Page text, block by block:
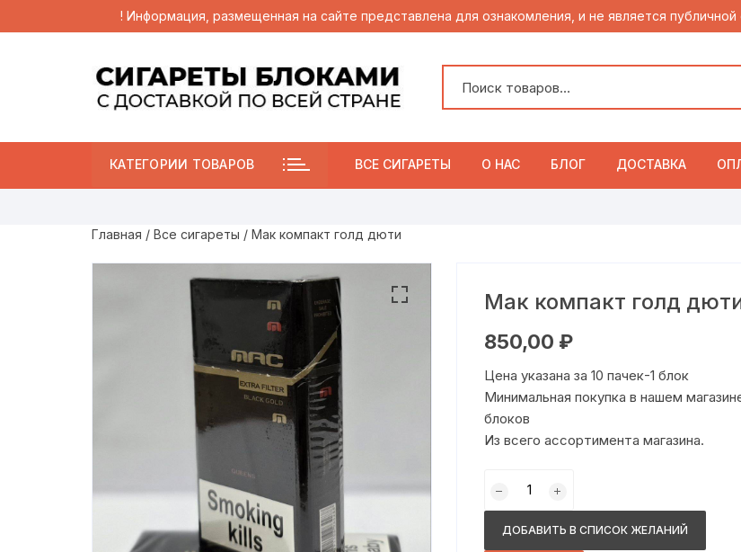
! Информация, размещенная на сайте представлена для ознакомления, и не является
КАТЕГОРИИ ТОВАРОВ ВСЕ СИГАРЕТЫ О НАС БЛОГ ДОСТАВКА
Главная / Все сигареты / Мак компакт голд дюти
Мак компакт голд
850,00 ₽
Цена указана за 10 пачек-1 блок
Минимальная покупка в нашем
блоков
Из всего ассортимента магазина.
товара
ДОБАВИТЬ В СПИСОК ЖЕЛАНИЙ